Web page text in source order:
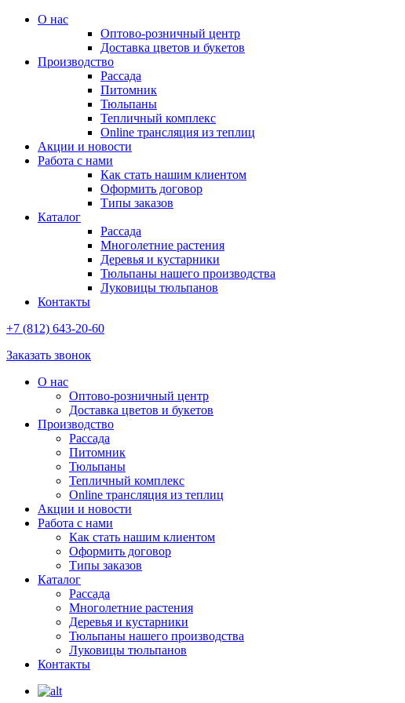
О нас
Оптово-розничный центр
Доставка цветов и букетов
Производство
Рассада
Питомник
Тюльпаны
Тепличный комплекс
Online трансляция из теплиц
Акции и новости
Работа с нами
Как стать нашим клиентом
Оформить договор
Типы заказов
Каталог
Рассада
Многолетние растения
Деревья и кустарники
Тюльпаны нашего производства
Луковицы тюльпанов
Контакты
+7 (812) 643-20-60
Заказать звонок
О нас
Оптово-розничный центр
Доставка цветов и букетов
Производство
Рассада
Питомник
Тюльпаны
Тепличный комплекс
Online трансляция из теплиц
Акции и новости
Работа с нами
Как стать нашим клиентом
Оформить договор
Типы заказов
Каталог
Рассада
Многолетние растения
Деревья и кустарники
Тюльпаны нашего производства
Луковицы тюльпанов
Контакты